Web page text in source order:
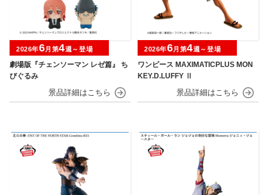
劇場版『チェンソーマン レゼ篇』 ち
びぐるみ
2026年6月第4週～登場
ワンピース MAXIMATICPLUS MON
KEY.D.LUFFY Ⅱ
2026年6月第4週～登場